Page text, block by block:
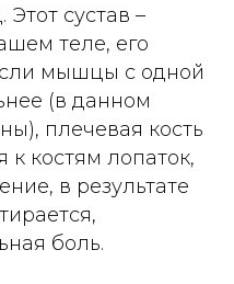
Этот сустав –
теле, его
мышцы с одной
(в данном
плечевая кость
костям лопаток,
в результате
боль.